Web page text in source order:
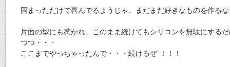
固まっただけで喜んでるようじゃ、まだまだ好きなものを作る
片面の型にも惹かれ、このまま続けてもシリコンを無駄にする
つつ・・・
ここまでやっちゃったんで・・・続けるぜ-！！！